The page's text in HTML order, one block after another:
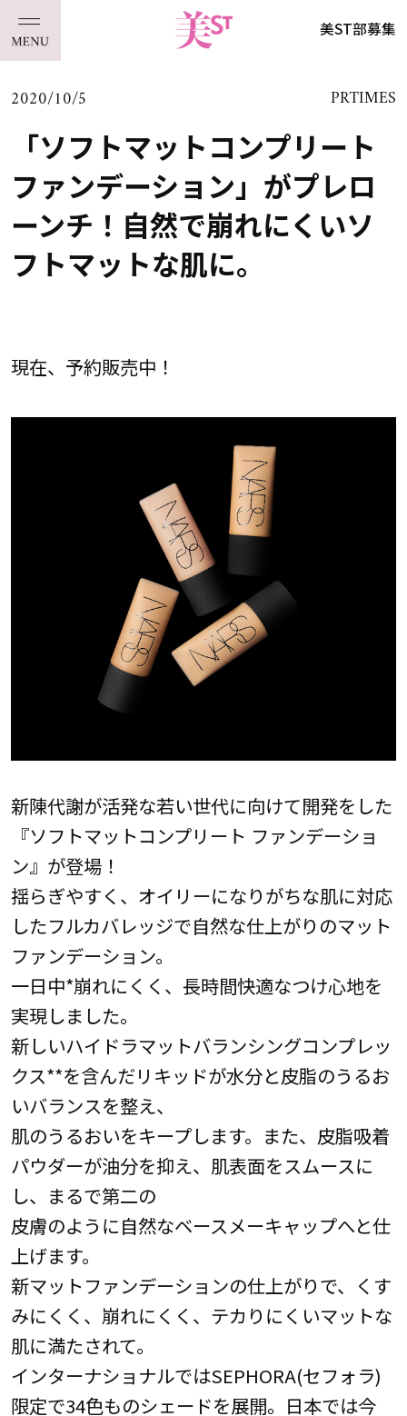
美ST部募集
2020/10/5 PRTIMES
「ソフトマットコンプリート
ファンデーション」がプレロ
ーンチ！自然で崩れにくいソ
フトマットな肌に。
現在、予約販売中！
新陳代謝が活発な若い世代に向けて開発をした
『ソフトマットコンプリート ファンデーショ
ン』が登場！
揺らぎやすく、オイリーになりがちな肌に対応
したフルカバレッジで自然な仕上がりのマット
ファンデーション。
一日中*崩れにくく、長時間快適なつけ心地を
実現しました。
新しいハイドラマットバランシングコンプレッ
クス**を含んだリキッドが水分と皮脂のうるお
いバランスを整え、
肌のうるおいをキープします。また、皮脂吸着
パウダーが油分を抑え、肌表面をスムースに
し、まるで第二の
皮膚のように自然なベースメーキャップへと仕
上げます。
新マットファンデーションの仕上がりで、くす
みにくく、崩れにくく、テカりにくいマットな
肌に満たされて。
インターナショナルではSEPHORA(セフォラ)
限定で34色ものシェードを展開。日本では今